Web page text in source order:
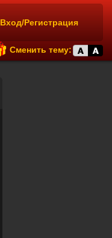
Вход/Регистрация
Сменить тему: